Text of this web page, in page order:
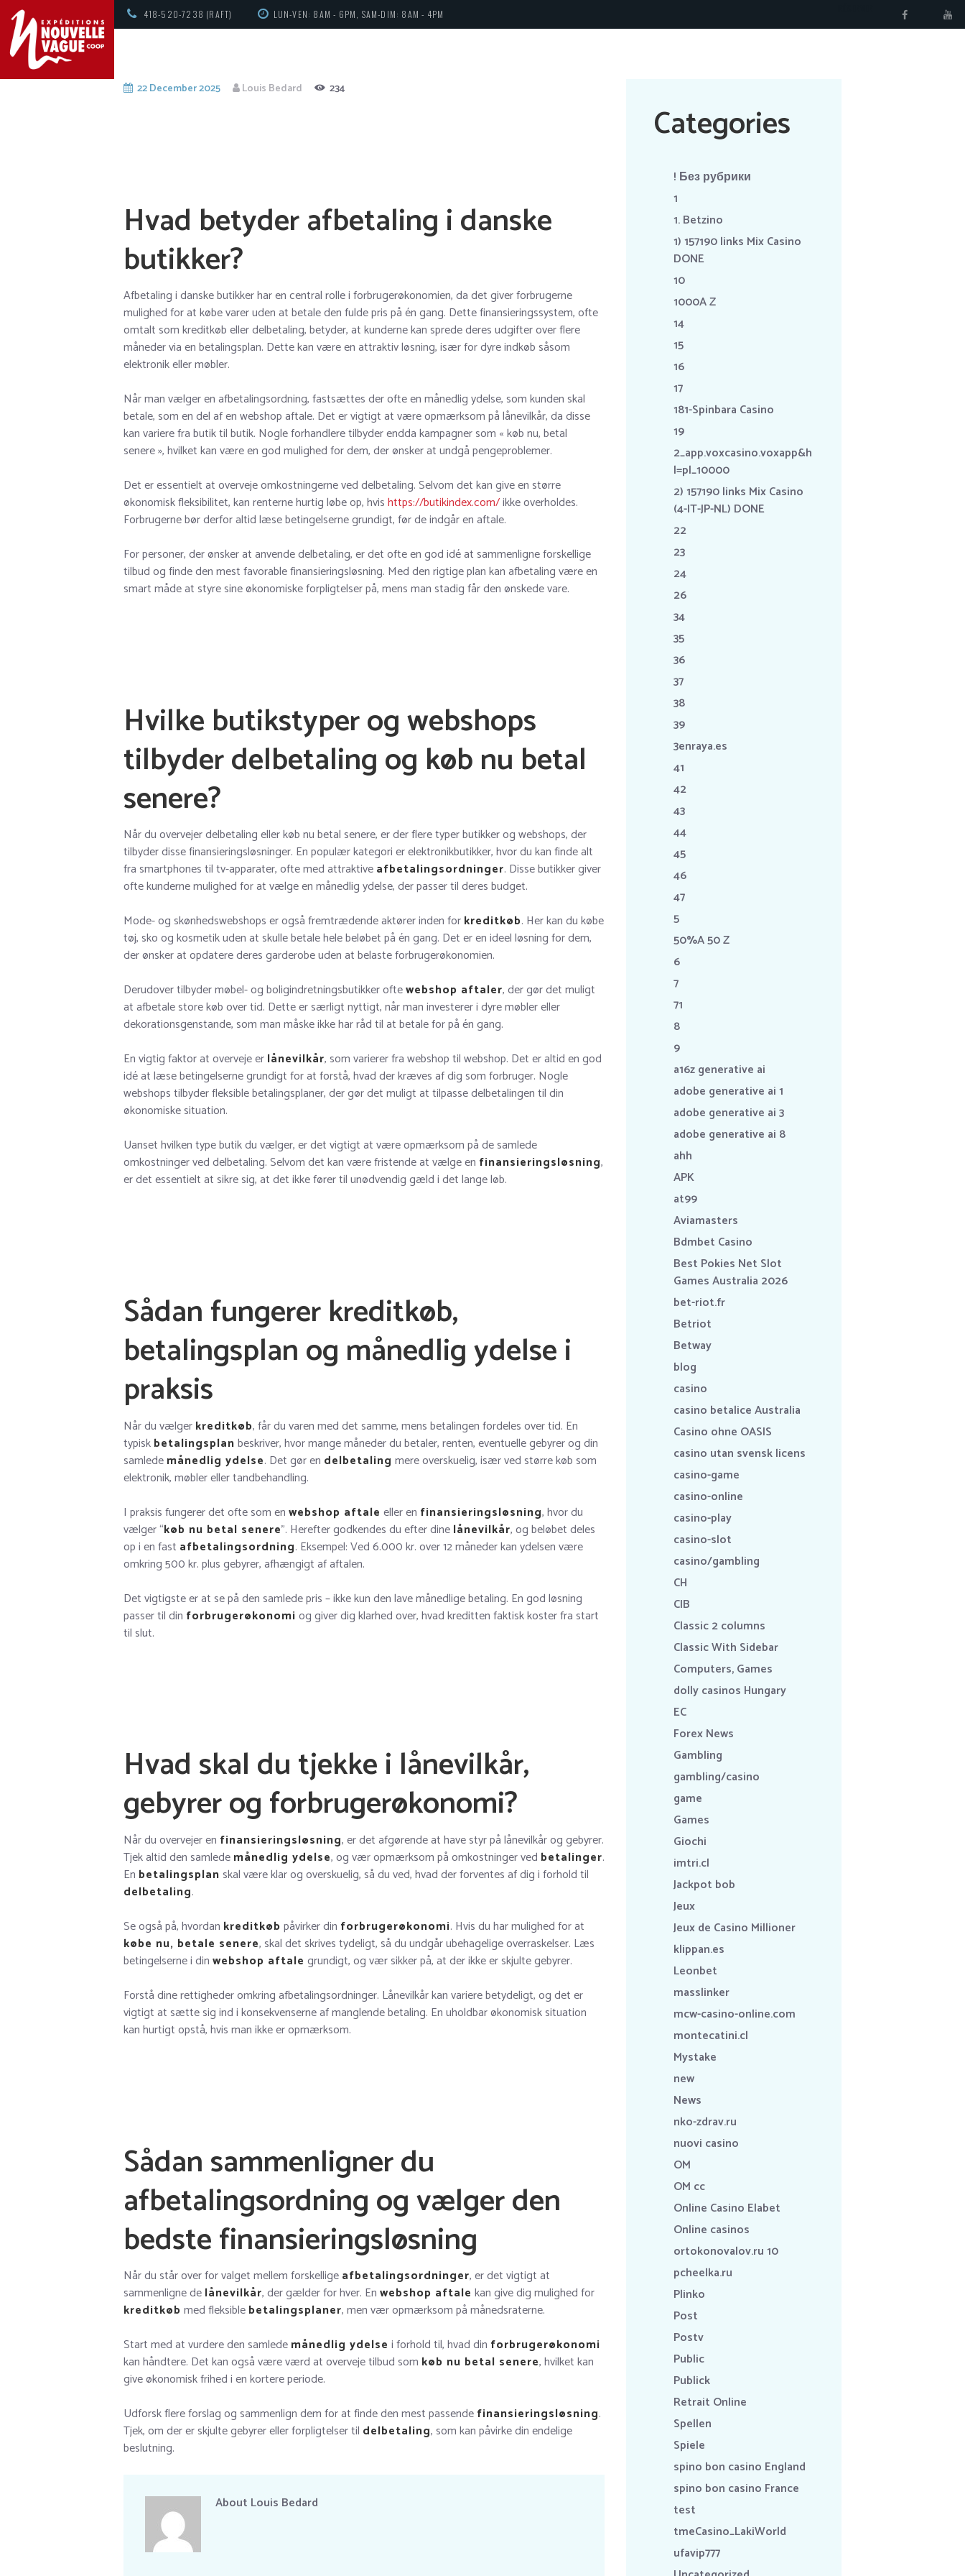
418-520-7238 (RAFT) LUN-VEN: 8AM - 6PM, SAM-DIM: 8AM - 4PM
22 December 2025 Louis Bedard 234
Hvad betyder afbetaling i danske
butikker?
Afbetaling i danske butikker har en central rolle i forbrugerøkonomien, da det giver forbrugerne
mulighed for at købe varer uden at betale den fulde pris på én gang. Dette finansieringssystem, ofte
omtalt som kreditkøb eller delbetaling, betyder, at kunderne kan sprede deres udgifter over flere
måneder via en betalingsplan. Dette kan være en attraktiv løsning, især for dyre indkøb såsom
elektronik eller møbler.
Når man vælger en afbetalingsordning, fastsættes der ofte en månedlig ydelse, som kunden skal
betale, som en del af en webshop aftale. Det er vigtigt at være opmærksom på lånevilkår, da disse
kan variere fra butik til butik. Nogle forhandlere tilbyder endda kampagner som « køb nu, betal
senere », hvilket kan være en god mulighed for dem, der ønsker at undgå pengeproblemer.
Det er essentielt at overveje omkostningerne ved delbetaling. Selvom det kan give en større
økonomisk fleksibilitet, kan renterne hurtig løbe op, hvishttps://butikindex.com/ikke overholdes.
Forbrugerne bør derfor altid læse betingelserne grundigt, før de indgår en aftale.
For personer, der ønsker at anvende delbetaling, er det ofte en god idé at sammenligne forskellige
tilbud og finde den mest favorable finansieringsløsning. Med den rigtige plan kan afbetaling være en
smart måde at styre sine økonomiske forpligtelser på, mens man stadig får den ønskede vare.
Hvilke butikstyper og webshops
tilbyder delbetaling og køb nu betal
senere?
Når du overvejer delbetaling eller køb nu betal senere, er der flere typer butikker og webshops, der
tilbyder disse finansieringsløsninger. En populær kategori er elektronikbutikker, hvor du kan finde alt
fra smartphones til tv-apparater, ofte med attraktiveafbetalingsordninger. Disse butikker giver
ofte kunderne mulighed for at vælge en månedlig ydelse, der passer til deres budget.
Mode- og skønhedswebshops er også fremtrædende aktører inden forkreditkøb. Her kan du købe
tøj, sko og kosmetik uden at skulle betale hele beløbet på én gang. Det er en ideel løsning for dem,
der ønsker at opdatere deres garderobe uden at belaste forbrugerøkonomien.
Derudover tilbyder møbel- og boligindretningsbutikker oftewebshop aftaler, der gør det muligt
at afbetale store køb over tid. Dette er særligt nyttigt, når man investerer i dyre møbler eller
dekorationsgenstande, som man måske ikke har råd til at betale for på én gang.
En vigtig faktor at overveje erlånevilkår, som varierer fra webshop til webshop. Det er altid en god
idé at læse betingelserne grundigt for at forstå, hvad der kræves af dig som forbruger. Nogle
webshops tilbyder fleksible betalingsplaner, der gør det muligt at tilpasse delbetalingen til din
økonomiske situation.
Uanset hvilken type butik du vælger, er det vigtigt at være opmærksom på de samlede
omkostninger ved delbetaling. Selvom det kan være fristende at vælge en finansieringsløsning,
er det essentielt at sikre sig, at det ikke fører til unødvendig gæld i det lange løb.
Sådan fungerer kreditkøb,
betalingsplan og månedlig ydelse i
praksis
Når du vælgerkreditkøb, får du varen med det samme, mens betalingen fordeles over tid. En
typiskbetalingsplanbeskriver, hvor mange måneder du betaler, renten, eventuelle gebyrer og din
samledemånedlig ydelse. Det gør en delbetaling mere overskuelig, især ved større køb som
elektronik, møbler eller tandbehandling.
I praksis fungerer det ofte som enwebshop aftale eller en finansieringsløsning, hvor du
vælger “køb nu betal senere”. Herefter godkendes du efter dinelånevilkår, og beløbet deles
op i en fast afbetalingsordning. Eksempel: Ved 6.000 kr. over 12 måneder kan ydelsen være
omkring 500 kr. plus gebyrer, afhængigt af aftalen.
Det vigtigste er at se på den samlede pris – ikke kun den lave månedlige betaling. En god løsning
passer til din forbrugerøkonomiog giver dig klarhed over, hvad kreditten faktisk koster fra start
til slut.
Hvad skal du tjekke i lånevilkår,
gebyrer og forbrugerøkonomi?
Når du overvejer en finansieringsløsning, er det afgørende at have styr på lånevilkår og gebyrer.
Tjek altid den samledemånedlig ydelse, og vær opmærksom på omkostninger ved betalinger.
En betalingsplanskal være klar og overskuelig, så du ved, hvad der forventes af dig i forhold til
delbetaling.
Se også på, hvordan kreditkøb påvirker din forbrugerøkonomi. Hvis du har mulighed for at
købe nu, betale senere, skal det skrives tydeligt, så du undgår ubehagelige overraskelser. Læs
betingelserne i dinwebshop aftale grundigt, og vær sikker på, at der ikke er skjulte gebyrer.
Forstå dine rettigheder omkring afbetalingsordninger. Lånevilkår kan variere betydeligt, og det er
vigtigt at sætte sig ind i konsekvenserne af manglende betaling. En uholdbar økonomisk situation
kan hurtigt opstå, hvis man ikke er opmærksom.
Sådan sammenligner du
afbetalingsordning og vælger den
bedste finansieringsløsning
Når du står over for valget mellem forskelligeafbetalingsordninger, er det vigtigt at
sammenligne delånevilkår, der gælder for hver. Enwebshop aftale kan give dig mulighed for
kreditkøb med fleksiblebetalingsplaner, men vær opmærksom på månedsraterne.
Start med at vurdere den samledemånedlig ydelse i forhold til, hvad din forbrugerøkonomi
kan håndtere. Det kan også være værd at overveje tilbud som køb nu betal senere, hvilket kan
give økonomisk frihed i en kortere periode.
Udforsk flere forslag og sammenlign dem for at finde den mest passendefinansieringsløsning.
Tjek, om der er skjulte gebyrer eller forpligtelser til delbetaling, som kan påvirke din endelige
beslutning.
About Louis Bedard
Categories
! Без рубрики
1
1. Betzino
1) 157190 links Mix Casino
DONE
10
1000A Z
14
15
16
17
181-Spinbara Casino
19
2_app.voxcasino.voxapp&h
l=pl_10000
2) 157190 links Mix Casino
(4-IT-JP-NL) DONE
22
23
24
26
34
35
36
37
38
39
3enraya.es
41
42
43
44
45
46
47
5
50%A 50 Z
6
7
71
8
9
a16z generative ai
adobe generative ai 1
adobe generative ai 3
adobe generative ai 8
ahh
APK
at99
Aviamasters
Bdmbet Casino
Best Pokies Net Slot
Games Australia 2026
bet-riot.fr
Betriot
Betway
blog
casino
casino betalice Australia
Casino ohne OASIS
casino utan svensk licens
casino-game
casino-online
casino-play
casino-slot
casino/gambling
CH
CIB
Classic 2 columns
Classic With Sidebar
Computers, Games
dolly casinos Hungary
EC
Forex News
Gambling
gambling/casino
game
Games
Giochi
imtri.cl
Jackpot bob
Jeux
Jeux de Casino Millioner
klippan.es
Leonbet
masslinker
mcw-casino-online.com
montecatini.cl
Mystake
new
News
nko-zdrav.ru
nuovi casino
OM
OM cc
Online Casino Elabet
Online casinos
ortokonovalov.ru 10
pcheelka.ru
Plinko
Post
Postv
Public
Publick
Retrait Online
Spellen
Spiele
spino bon casino England
spino bon casino France
test
tmeCasino_LakiWorld
ufavip777